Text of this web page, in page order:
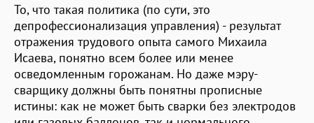
То, что такая политика (по сути, это
депрофессионализация управления) - результат
отражения трудового опыта самого Михаила
Исаева, понятно всем более или менее
осведомленным горожанам. Но даже мэру-
сварщику должны быть понятны прописные
истины: как не может быть сварки без электродов